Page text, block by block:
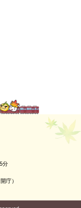
分
庁）